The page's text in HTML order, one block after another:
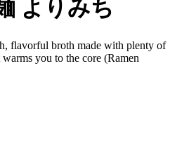
よりみち
flavorful broth made with plenty of
you to the core (Ramen